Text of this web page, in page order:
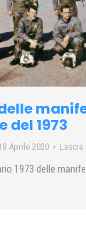
del 1973
Aprile 2020 Lascia
1973 delle